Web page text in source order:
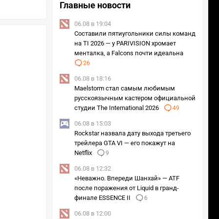
Главные новости
06.08 в 19:04
Составили пятиугольники силы команд
на TI 2026 — у PARIVISION хромает
менталка, а Falcons почти идеальна
26
06.08 в 18:16
Maelstorm стал самым любимым
русскоязычным кастером официальной
студии The International 2026
49
06.08 в 15:03
Rockstar назвала дату выхода третьего
трейлера GTA VI — его покажут на
Netflix
9
06.08 в 12:32
«Неважно. Впереди Шанхай» — ATF
после поражения от Liquid в гранд-
финале ESSENCE II
6
06.08 в 12:00